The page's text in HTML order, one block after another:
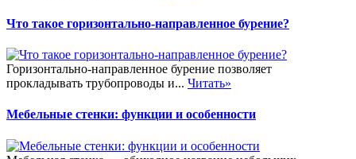
Что такое горизонтально-направленное бурение?
Горизонтально-направленное бурение позволяет
прокладывать трубопроводы и... Читать»
Мебельные стенки: функции и особенности